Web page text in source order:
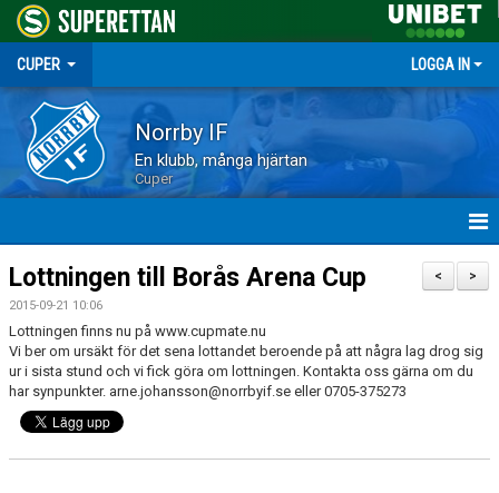
CUPER LOGGA IN
Norrby IF
En klubb, många hjärtan
Cuper
HEM
NYHETER
DOKUMENT
BORÅS ARENA CUP 2026
>
<
Lottningen till Borås Arena Cup
2015-09-21 10:06
Lottningen finns nu på www.cupmate.nu
Vi ber om ursäkt för det sena lottandet beroende på att några lag drog sig
ur i sista stund och vi fick göra om lottningen. Kontakta oss gärna om du
har synpunkter. arne.johansson@norrbyif.se eller 0705-375273